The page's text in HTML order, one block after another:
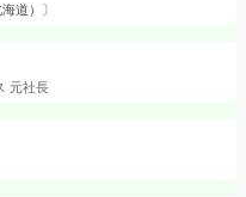
道）〕
元社長